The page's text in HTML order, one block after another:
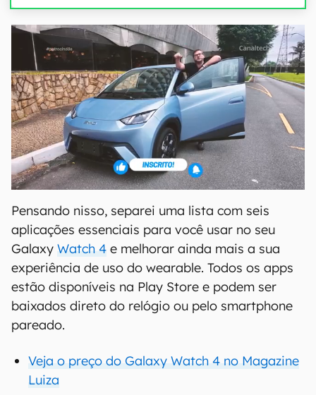
Pensando nisso, separei uma lista com seis
aplicações essenciais para você usar no seu
Galaxy Watch 4 e melhorar ainda mais a sua
experiência de uso do wearable. Todos os apps
estão disponíveis na Play Store e podem ser
baixados direto do relógio ou pelo smartphone
pareado.
Veja o preço do Galaxy Watch 4 no Magazine
Luiza